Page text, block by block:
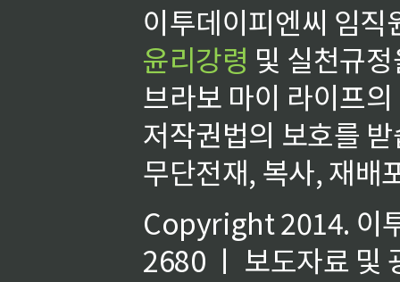
이투데이피엔씨 임
윤리강령 및 실천규
브라보 마이 라이프
저작권법의 보호를
무단전재, 복사, 재배
Copyright 2014. 이
2680 ㅣ 보도자료